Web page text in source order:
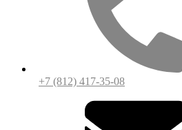
+7 (812) 417-35-08